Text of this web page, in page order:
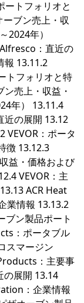
トフォリオと
ブン売上・収
2024年）
：直近の
報 13.11.2
トフォリオと特
売上・収益・
年） 13.11.4
近の展開 13.12
VEVOR：ポータ
徴 13.12.3
益・価格および
VEVOR：主
ACR Heat
業情報 13.13.2
ン製品ポート
：ポータブル
スマージン
：主要事
の展開 13.14
：企業情報